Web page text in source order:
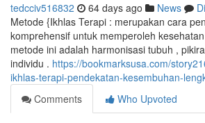
tedcciv516832 64 days ago News
Metode {Ikhlas Terapi : merupakan cara
komprehensif untuk memperoleh
metode ini adalah harmonisasi tubuh ,
individu . https://bookmarksusa.com/
ikhlas-terapi-pendekatan-kesembuhan-
Comments
Who Upvoted